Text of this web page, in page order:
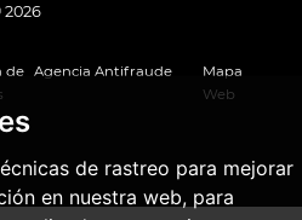
de rastreo para mejorar
en nuestra web, para
2026
de Agencia Antifraude
Mapa
Web